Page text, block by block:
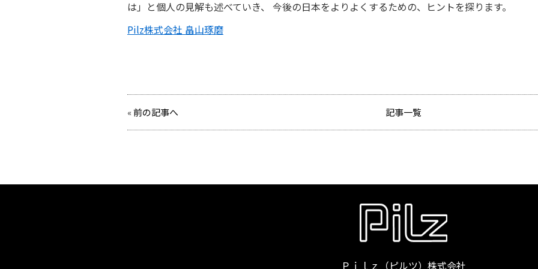
は」と個人の見解も述べていき、 今後の日本をよりよくするための、ヒントを探ります。
Pilz株式会社 畠山琢磨
«前の記事へ 記事一覧
Ｐｉｌｚ（ピルツ）株式会社